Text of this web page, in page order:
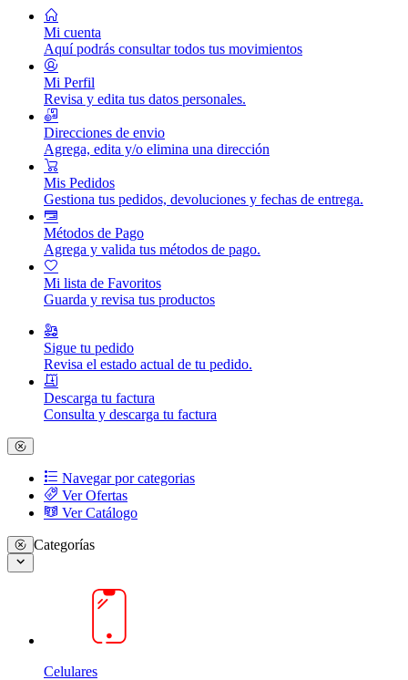
Mi cuenta
Aquí podrás consultar todos tus movimientos
Mi Perfil
Revisa y edita tus datos personales.
Direcciones de envio
Agrega, edita y/o elimina una dirección
Mis Pedidos
Gestiona tus pedidos, devoluciones y fechas de entrega.
Métodos de Pago
Agrega y valida tus métodos de pago.
Mi lista de Favoritos
Guarda y revisa tus productos
Sigue tu pedido
Revisa el estado actual de tu pedido.
Descarga tu factura
Consulta y descarga tu factura
Navegar por categorias
Ver Ofertas
Ver Catálogo
Categorías
Celulares